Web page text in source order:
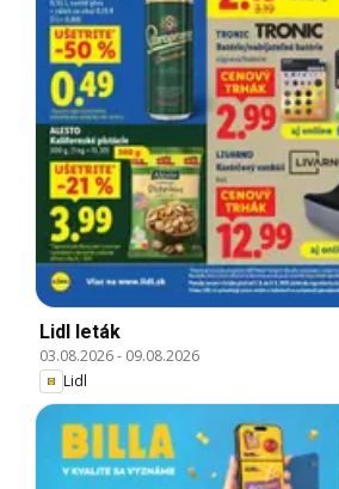
Lidl leták
03.08.2026- 09.08.2026
Lidl